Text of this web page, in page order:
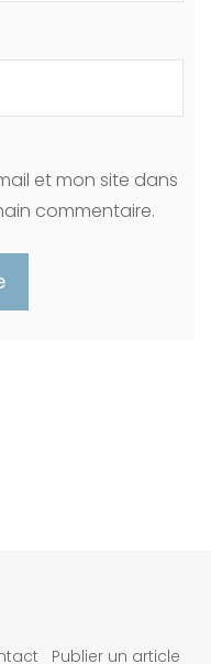
et mon site dans
commentaire.
Publier un article